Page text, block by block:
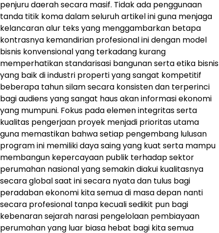
penjuru daerah secara masif. Tidak ada penggunaan
tanda titik koma dalam seluruh artikel ini guna menjaga
kelancaran alur teks yang menggambarkan betapa
kontrasnya kemandirian profesional ini dengan model
bisnis konvensional yang terkadang kurang
memperhatikan standarisasi bangunan serta etika bisnis
yang baik di industri properti yang sangat kompetitif
beberapa tahun silam secara konsisten dan terperinci
bagi audiens yang sangat haus akan informasi ekonomi
yang mumpuni. Fokus pada elemen integritas serta
kualitas pengerjaan proyek menjadi prioritas utama
guna memastikan bahwa setiap pengembang lulusan
program ini memiliki daya saing yang kuat serta mampu
membangun kepercayaan publik terhadap sektor
perumahan nasional yang semakin diakui kualitasnya
secara global saat ini secara nyata dan tulus bagi
peradaban ekonomi kita semua di masa depan nanti
secara profesional tanpa kecuali sedikit pun bagi
kebenaran sejarah narasi pengelolaan pembiayaan
perumahan yang luar biasa hebat bagi kita semua